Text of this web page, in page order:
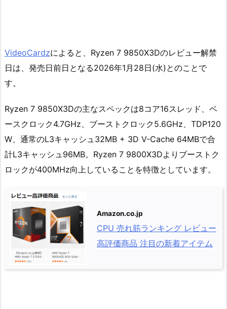
VideoCardzによると、Ryzen 7 9850X3Dのレビュー解禁
日は、発売日前日となる2026年1月28日(水)とのことで
す。
Ryzen 7 9850X3Dの主なスペックは8コア16スレッド、ベ
ースクロック4.7GHz、ブーストクロック5.6GHz、TDP120
W、通常のL3キャッシュ32MB + 3D V-Cache 64MBで合
計L3キャッシュ96MB。Ryzen 7 9800X3Dよりブーストク
ロックが400MHz向上していることを特徴としています。
Amazon.co.jp
CPU 売れ筋ランキング レビュー
高評価商品 注目の新着アイテム